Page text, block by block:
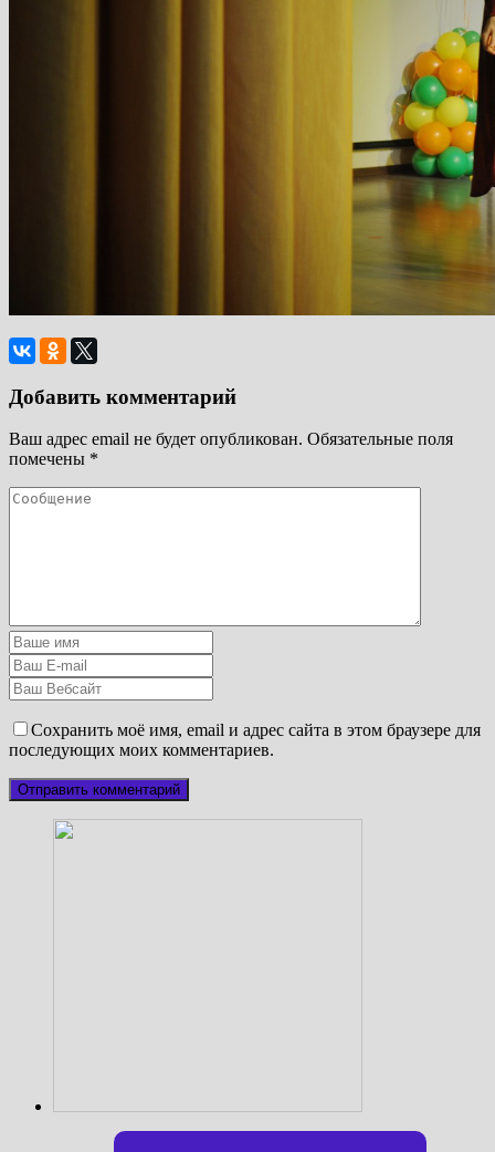
Добавить комментарий
Ваш адрес email не будет опубликован. Обязательные поля
помечены *
Сохранить моё имя, email и адрес сайта в этом браузере для
последующих моих комментариев.